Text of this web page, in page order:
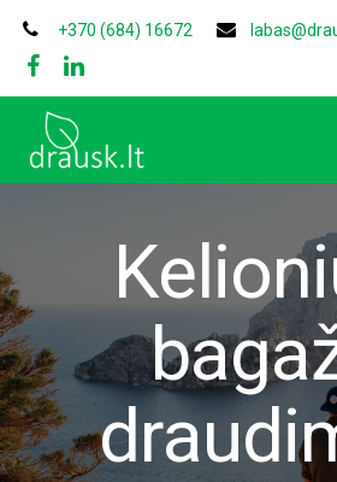
+370 (684) 16672